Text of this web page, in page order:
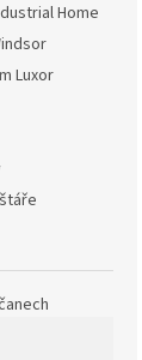
Home
Luxor